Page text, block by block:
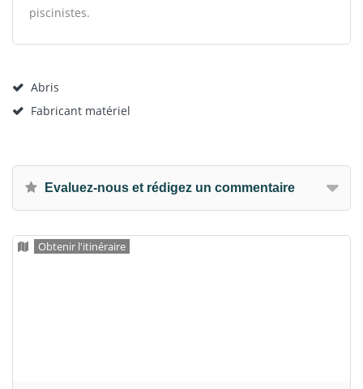
piscinistes.
Abris
Fabricant matériel
Evaluez-nous et rédigez un commentaire
Obtenir l'itinéraire